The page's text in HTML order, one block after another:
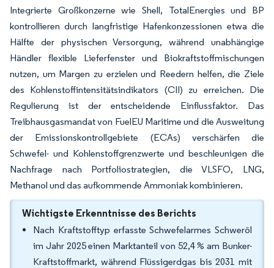
Integrierte Großkonzerne wie Shell, TotalEnergies und BP
kontrollieren durch langfristige Hafenkonzessionen etwa die
Hälfte der physischen Versorgung, während unabhängige
Händler flexible Lieferfenster und Biokraftstoffmischungen
nutzen, um Margen zu erzielen und Reedern helfen, die Ziele
des Kohlenstoffintensitätsindikators (CII) zu erreichen. Die
Regulierung ist der entscheidende Einflussfaktor. Das
Treibhausgasmandat von FuelEU Maritime und die Ausweitung
der Emissionskontrollgebiete (ECAs) verschärfen die
Schwefel- und Kohlenstoffgrenzwerte und beschleunigen die
Nachfrage nach Portfoliostrategien, die VLSFO, LNG,
Methanol und das aufkommende Ammoniak kombinieren.
Wichtigste Erkenntnisse des Berichts
Nach Kraftstofftyp erfasste Schwefelarmes Schweröl
im Jahr 2025 einen Marktanteil von 52,4 % am Bunker-
Kraftstoffmarkt, während Flüssigerdgas bis 2031 mit